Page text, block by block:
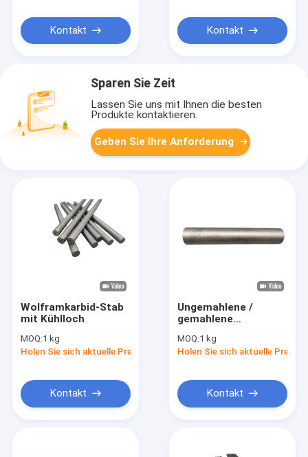
Kontakt Kontakt
Sparen Sie Zeit
Lassen Sie uns mit Ihnen die besten
Produkte kontaktieren.
Geben Sie Ihre Anforderung
Wolframkarbid-Stab
mit Kühlloch
MOQ:1 kg
Holen Sie sich aktuelle Preis
Kontakt
Ungemahlene /
gemahlene
für die
Metallbearbeitung
MOQ:1 kg
Holen Sie sich aktuelle Preis
Kontakt